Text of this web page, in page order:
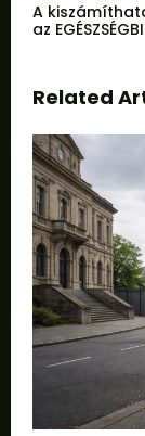
A
az
Related